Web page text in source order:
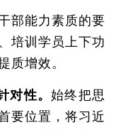
部能力素质的要
培训学员上下功
质增效。
对性。始终把思
要位置，将习近